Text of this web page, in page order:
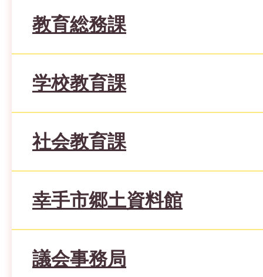
教育総務課
学校教育課
社会教育課
幸手市郷土資料館
議会事務局